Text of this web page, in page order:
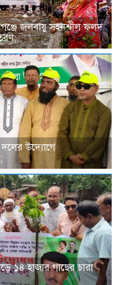
জলবায়ু সহনশীল ফলদ
দলের উদ্যোগে
১৪ হাজার গাছের চারা